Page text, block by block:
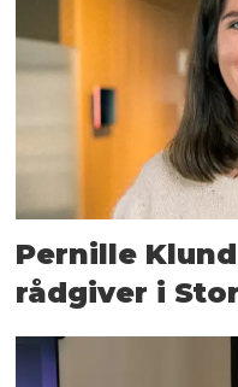
Pernille
rådgiver i